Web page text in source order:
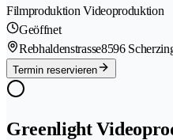
Filmproduktion Videoproduktion
Geöffnet
Rebhaldenstrasse8596
Termin reservieren
Greenlight